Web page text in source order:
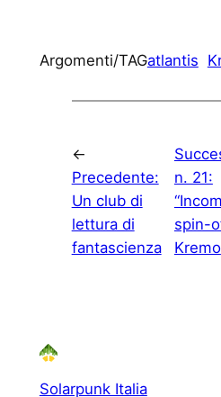
Argomenti/TAGatlantis
←
Precedente:
Un club di
lettura di
fantascienza
n. 21:
spin-
Kremo
Solarpunk Italia